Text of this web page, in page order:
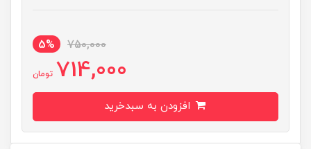
750,000
5%
714,000 تومان